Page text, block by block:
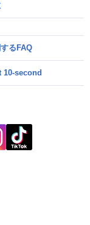
るFAQ
10-second